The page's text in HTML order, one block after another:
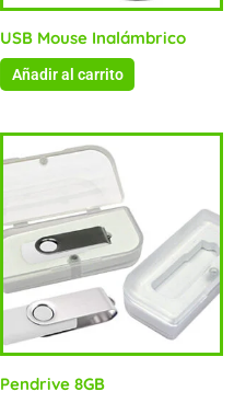
USB Mouse Inalámbrico
Añadir al carrito
Pendrive 8GB